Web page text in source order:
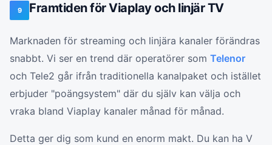
9 Framtiden för Viaplay och linjär TV
Marknaden för streaming och linjära kanaler förändras
snabbt. Vi ser en trend där operatörer som Telenor
och Tele2 går ifrån traditionella kanalpaket och istället
erbjuder "poängsystem" där du själv kan välja och
vraka bland Viaplay kanaler månad för månad.
Detta ger dig som kund en enorm makt. Du kan ha V